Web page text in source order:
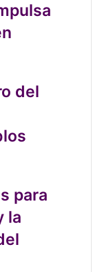
del
para
la